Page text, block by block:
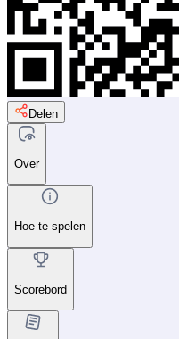
Delen
Over
Hoe te spelen
Scorebord